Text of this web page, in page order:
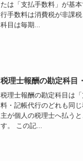
たは「支払手数料」が基
行手数料は消費税が非課
科目は毎期...
税理士報酬の勘定科目
税理士報酬の勘定科目は
料・記帳代行のどれも同
主が個人の税理士へ払う
す。 この記...